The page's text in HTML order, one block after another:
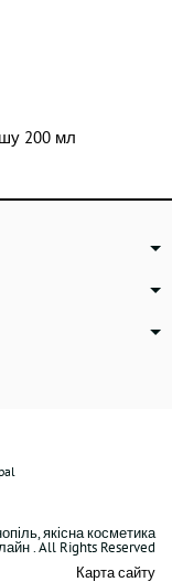
200 мл
якісна косметика
. All Rights Reserved
Карта сайту